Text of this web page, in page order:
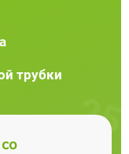
трубки